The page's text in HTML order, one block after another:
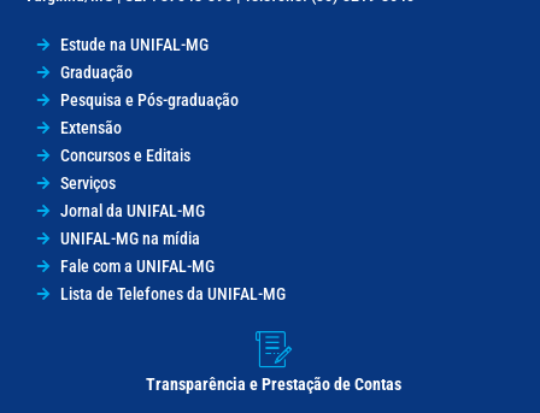
Estude na UNIFAL-MG
Graduação
Pesquisa e Pós-graduação
Extensão
Concursos e Editais
Serviços
Jornal da UNIFAL-MG
UNIFAL-MG na mídia
Fale com a UNIFAL-MG
Lista de Telefones da UNIFAL-MG
Transparência e Prestação de Contas